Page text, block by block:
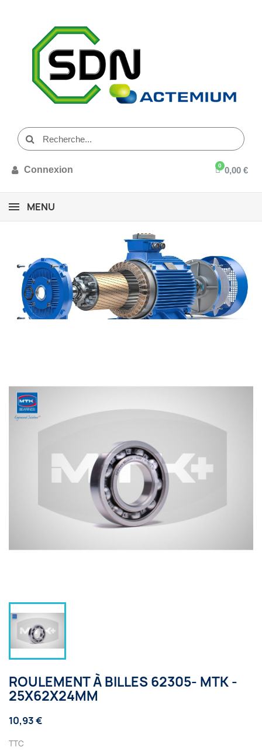
Connexion 0,00 €
MENU
ROULEMENT À BILLES 62305- MTK -
25X62X24MM
10,93 €
TTC